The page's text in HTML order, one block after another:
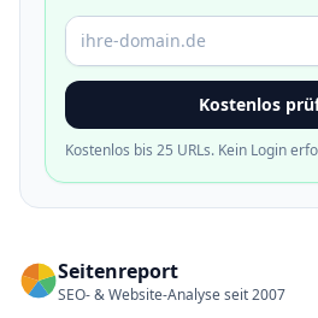
Domain oder URL
Kostenlos
Kostenlos bis 25 URLs. Kein Login
Seitenreport
SEO- & Website-Analyse seit 2007